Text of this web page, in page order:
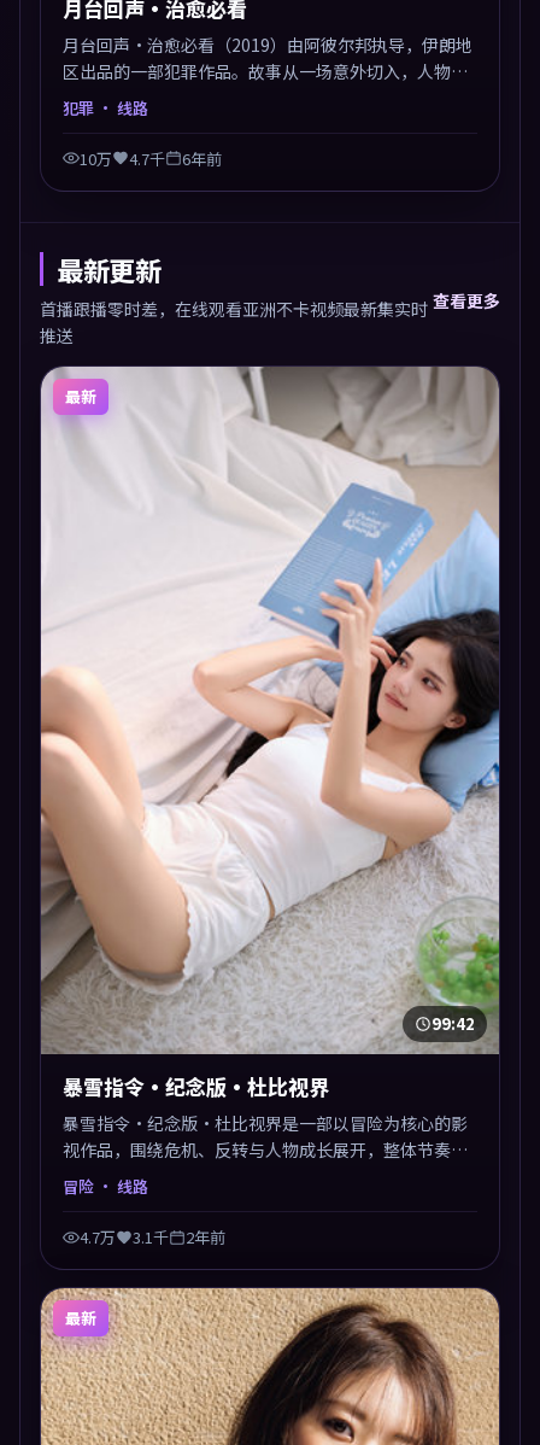
月台回声·治愈必看
月台回声·治愈必看（2019）由阿彼尔邦执导，伊朗地
区出品的一部犯罪作品。故事从一场意外切入，人物在
道德与生存之间反复摇摆，叙事层层推进，情绪克制而
有力。主演阵容以生活化表演见长，对手戏火花四溅。
犯罪 · 线路
10万 4.7千 6年前
最新更新
首播跟播零时差，在线观看亚洲不卡视频最新集实时
推送
查看更多
最新
99:42
暴雪指令·纪念版·杜比视界
暴雪指令·纪念版·杜比视界是一部以冒险为核心的影
视作品，围绕危机、反转与人物成长展开，整体节奏紧
凑，值得推荐观看。
冒险 · 线路
4.7万 3.1千 2年前
最新